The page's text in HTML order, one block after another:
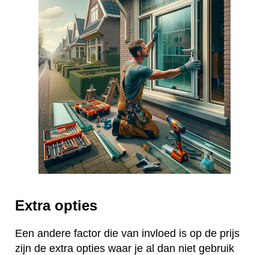
Extra opties
Een andere factor die van invloed is op de prijs
zijn de extra opties waar je al dan niet gebruik